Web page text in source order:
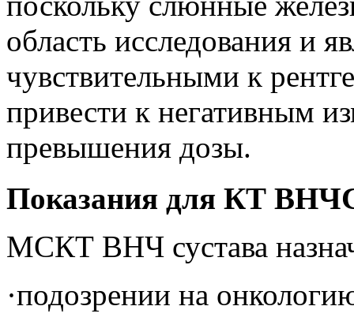
область исследования и
чувствительными к
привести к негативным
превышения дозы.
Показания для КТ
МСКТ ВНЧ сустава
·подозрении на